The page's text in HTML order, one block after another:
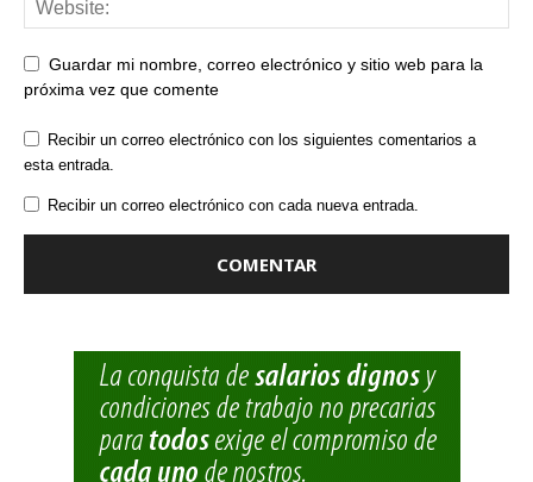
Guardar mi nombre, correo electrónico y sitio web para la
próxima vez que comente
Recibir un correo electrónico con los siguientes comentarios a
esta entrada.
Recibir un correo electrónico con cada nueva entrada.